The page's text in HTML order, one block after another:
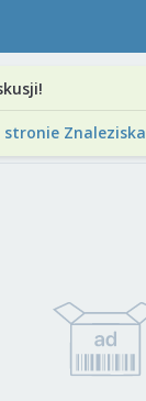
stronie Znaleziska